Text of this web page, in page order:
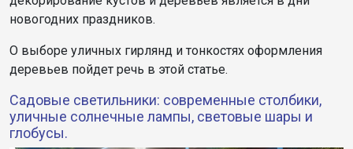
новогодних праздников.
О выборе уличных гирлянд и тонкостях оформления
деревьев пойдет речь в этой статье.
Садовые светильники: современные столбики,
уличные солнечные лампы, световые шары и
глобусы.